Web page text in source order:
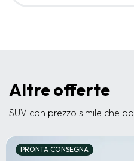
Altre offerte
SUV con prezzo simile che
PRONTA CONSEGNA